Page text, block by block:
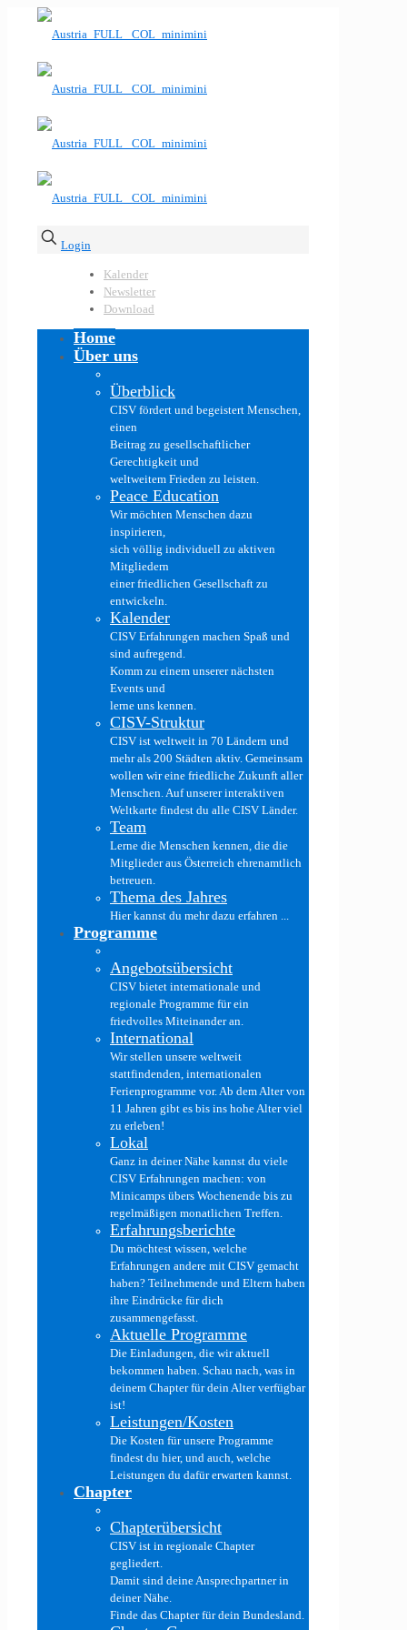
Login
Kalender
Newsletter
Download
Home
Über uns
Überblick
CISV fördert und begeistert Menschen,
einen
Beitrag zu gesellschaftlicher
Gerechtigkeit und
weltweitem Frieden zu leisten.
Peace Education
Wir möchten Menschen dazu
inspirieren,
sich völlig individuell zu aktiven
Mitgliedern
einer friedlichen Gesellschaft zu
entwickeln.
Kalender
CISV Erfahrungen machen Spaß und
sind aufregend.
Komm zu einem unserer nächsten
Events und
lerne uns kennen.
CISV-Struktur
CISV ist weltweit in 70 Ländern und
mehr als 200 Städten aktiv. Gemeinsam
wollen wir eine friedliche Zukunft aller
Menschen. Auf unserer interaktiven
Weltkarte findest du alle CISV Länder.
Team
Lerne die Menschen kennen, die die
Mitglieder aus Österreich ehrenamtlich
betreuen.
Thema des Jahres
Hier kannst du mehr dazu erfahren ...
Programme
Angebotsübersicht
CISV bietet internationale und
regionale Programme für ein
friedvolles Miteinander an.
International
Wir stellen unsere weltweit
stattfindenden, internationalen
Ferienprogramme vor. Ab dem Alter von
11 Jahren gibt es bis ins hohe Alter viel
zu erleben!
Lokal
Ganz in deiner Nähe kannst du viele
CISV Erfahrungen machen: von
Minicamps übers Wochenende bis zu
regelmäßigen monatlichen Treffen.
Erfahrungsberichte
Du möchtest wissen, welche
Erfahrungen andere mit CISV gemacht
haben? Teilnehmende und Eltern haben
ihre Eindrücke für dich
zusammengefasst.
Aktuelle Programme
Die Einladungen, die wir aktuell
bekommen haben. Schau nach, was in
deinem Chapter für dein Alter verfügbar
ist!
Leistungen/Kosten
Die Kosten für unsere Programme
findest du hier, und auch, welche
Leistungen du dafür erwarten kannst.
Chapter
Chapterübersicht
CISV ist in regionale Chapter
gegliedert.
Damit sind deine Ansprechpartner in
deiner Nähe.
Finde das Chapter für dein Bundesland.